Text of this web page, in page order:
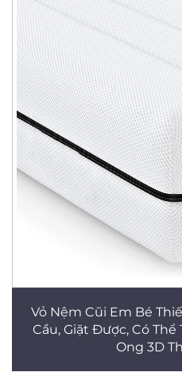
Vỏ Nệm Cũi Em Bé
Cầu, Giặt Được, Có Thể
Ong 3D